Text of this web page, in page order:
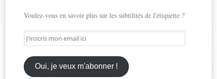
Voulez-vous en savoir plus sur les subtilités de l'étiquette ?
J'inscris
mon
email
ici
Oui, je veux m'abonner !